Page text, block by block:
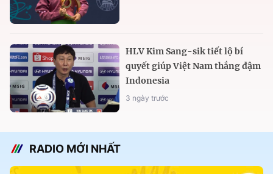
HLV Kim Sang-sik tiết lộ bí
quyết giúp Việt Nam thắng đậm
Indonesia
3 ngày trước
RADIO MỚI NHẤT